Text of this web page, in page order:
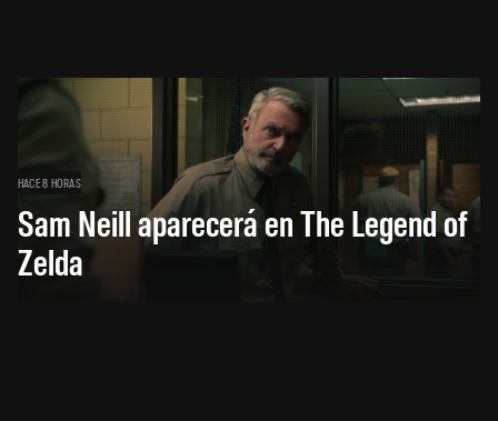
HACE 8 HORAS
Sam Neill aparecerá en The Legend of
Zelda